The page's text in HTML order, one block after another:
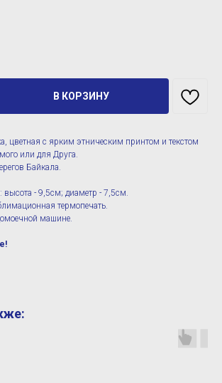
В КОРЗИНУ
цветная с ярким этническим принтом и текстом
или для Друга.
Байкала.
высота - 9,5см; диаметр - 7,5см.
термопечать.
машине.